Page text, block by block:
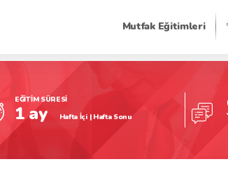
Mutfak Eğitimleri
EĞİTİM SÜRESİ
1 ay Hafta İçi | Hafta Sonu